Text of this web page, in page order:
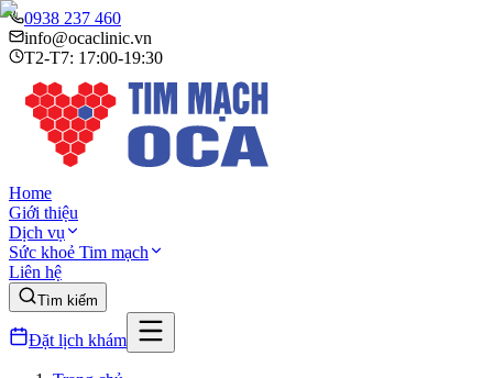
0938 237 460
info@ocaclinic.vn
T2-T7: 17:00-19:30
Home
Giới thiệu
Dịch vụ
Sức khoẻ Tim mạch
Liên hệ
Tìm kiếm
Đặt lịch khám